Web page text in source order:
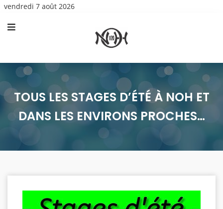
vendredi 7 août 2026
TOUS LES STAGES D’ÉTÉ À NOH ET
DANS LES ENVIRONS PROCHES…